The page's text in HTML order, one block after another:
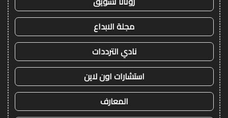
مجلة الابداع
نادي الترددات
استشارات اون لاين
المعارف